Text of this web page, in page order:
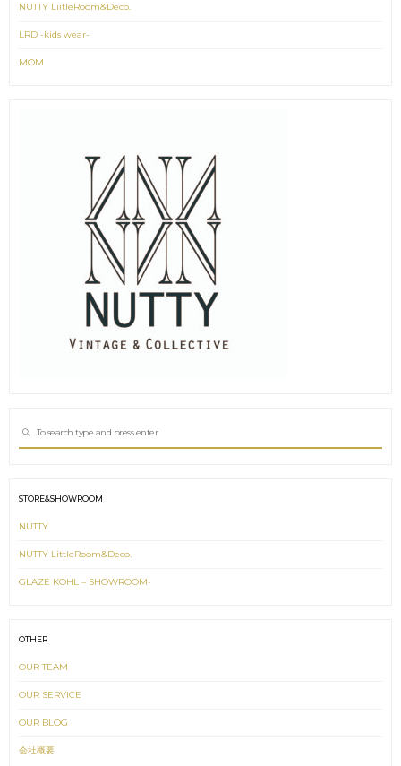
NUTTY LiitleRoom&Deco.
LRD -kids wear-
MOM
SEARCH
STORE&SHOWROOM
NUTTY
NUTTY LittleRoom&Deco.
GLAZE KOHL – SHOWROOM-
OTHER
OUR TEAM
OUR SERVICE
OUR BLOG
会社概要